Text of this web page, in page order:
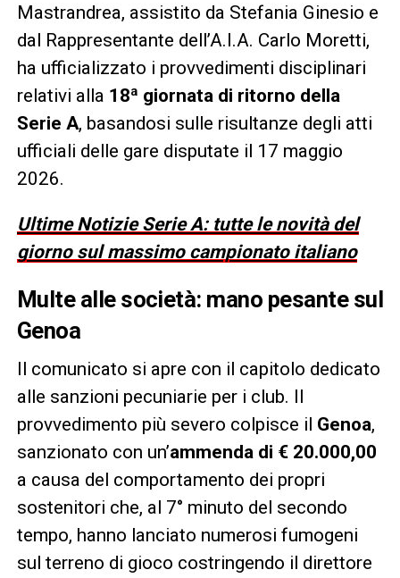
Mastrandrea, assistito da Stefania Ginesio e
dal Rappresentante dell’A.I.A. Carlo Moretti,
ha ufficializzato i provvedimenti disciplinari
relativi alla 18ª giornata di ritorno della
Serie A, basandosi sulle risultanze degli atti
ufficiali delle gare disputate il 17 maggio
2026.
Ultime Notizie Serie A: tutte le novità del
giorno sul massimo campionato italiano
Multe alle società: mano pesante sul
Genoa
Il comunicato si apre con il capitolo dedicato
alle sanzioni pecuniarie per i club. Il
provvedimento più severo colpisce il Genoa,
sanzionato con un’ammenda di € 20.000,00
a causa del comportamento dei propri
sostenitori che, al 7° minuto del secondo
tempo, hanno lanciato numerosi fumogeni
sul terreno di gioco costringendo il direttore